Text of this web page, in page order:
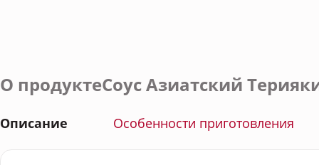
О продуктеСоус Азиатский
Описание Особенности приготовления